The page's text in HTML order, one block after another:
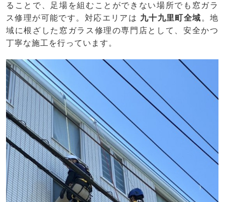
ることで、足場を組むことができない場所でも窓ガラ
ス修理が可能です。対応エリアは 九十九里町全域 。地
域に根ざした窓ガラス修理の専門店として、安全かつ
丁寧な施工を行っています。